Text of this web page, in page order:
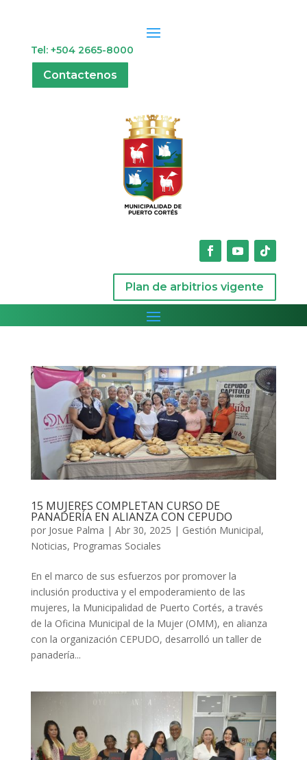
Tel: +504 2665-8000
Contactenos
Plan de arbitrios vigente
15 MUJERES COMPLETAN CURSO DE
PANADERÍA EN ALIANZA CON CEPUDO
por Josue Palma | Abr 30, 2025 | Gestión Municipal,
Noticias, Programas Sociales
En el marco de sus esfuerzos por promover la
inclusión productiva y el empoderamiento de las
mujeres, la Municipalidad de Puerto Cortés, a través
de la Oficina Municipal de la Mujer (OMM), en alianza
con la organización CEPUDO, desarrolló un taller de
panadería...